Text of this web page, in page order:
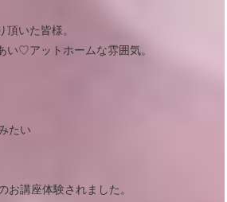
頂いた皆様。
♡アットホームな雰囲気。
たい
お講座体験されました。